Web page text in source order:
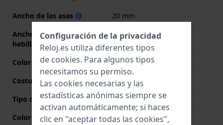
Ancho de las asas
20 mm
Ancho de correa en la
hebilla
18 mm
Color de correa
Negro
Costura de color
Negro
Tipo de cierre
Ninguno
Color del cierre
N/A
Configuración de la privacidad
Reloj.es utiliza diferentes tipos
de cookies. Para algunos tipos
necesitamos su permiso.
Las cookies necesarias y las
estadísticas anónimas siempre se
activan automáticamente; si haces
clic en "aceptar todas las cookies",